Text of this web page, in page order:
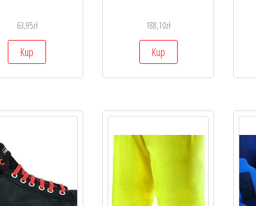
63,95zł
Kup
188,10zł
Kup